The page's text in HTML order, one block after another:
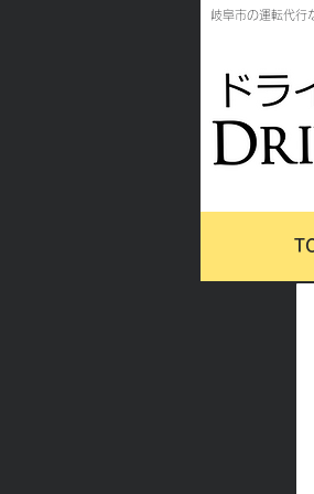
岐阜市の運転代行